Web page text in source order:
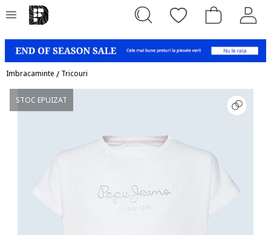
Imbracaminte / Tricouri
STOC EPUIZAT